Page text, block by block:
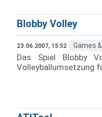
Blobby Volley
23.06.2007, 15:52 Games
Das Spiel Blobby
Volleyballumsetzung